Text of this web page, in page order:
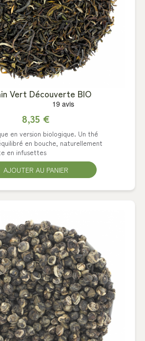
Vert Découverte BIO
8,35 €
en version biologique. Un thé
en bouche, naturellement
en infusettes
AJOUTER AU PANIER